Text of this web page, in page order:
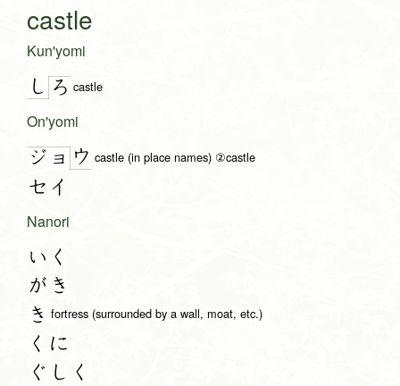
castle
Kun'yomi
し ろ castle
On'yomi
ジョ ウ castle (in place names) ②castle
セイ
Nanori
いく
がき
き fortress (surrounded by a wall, moat, etc.)
くに
ぐしく